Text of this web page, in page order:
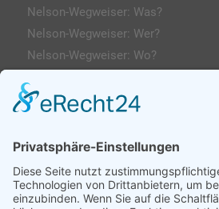
Nelson-Wegweiser: Was?
Nelson-Wegweiser: Wer?
Nelson-Wegweiser: Wo?
Impressum
AGs
Klassenfahrten / Exkursionen
Profilklassen 5/6